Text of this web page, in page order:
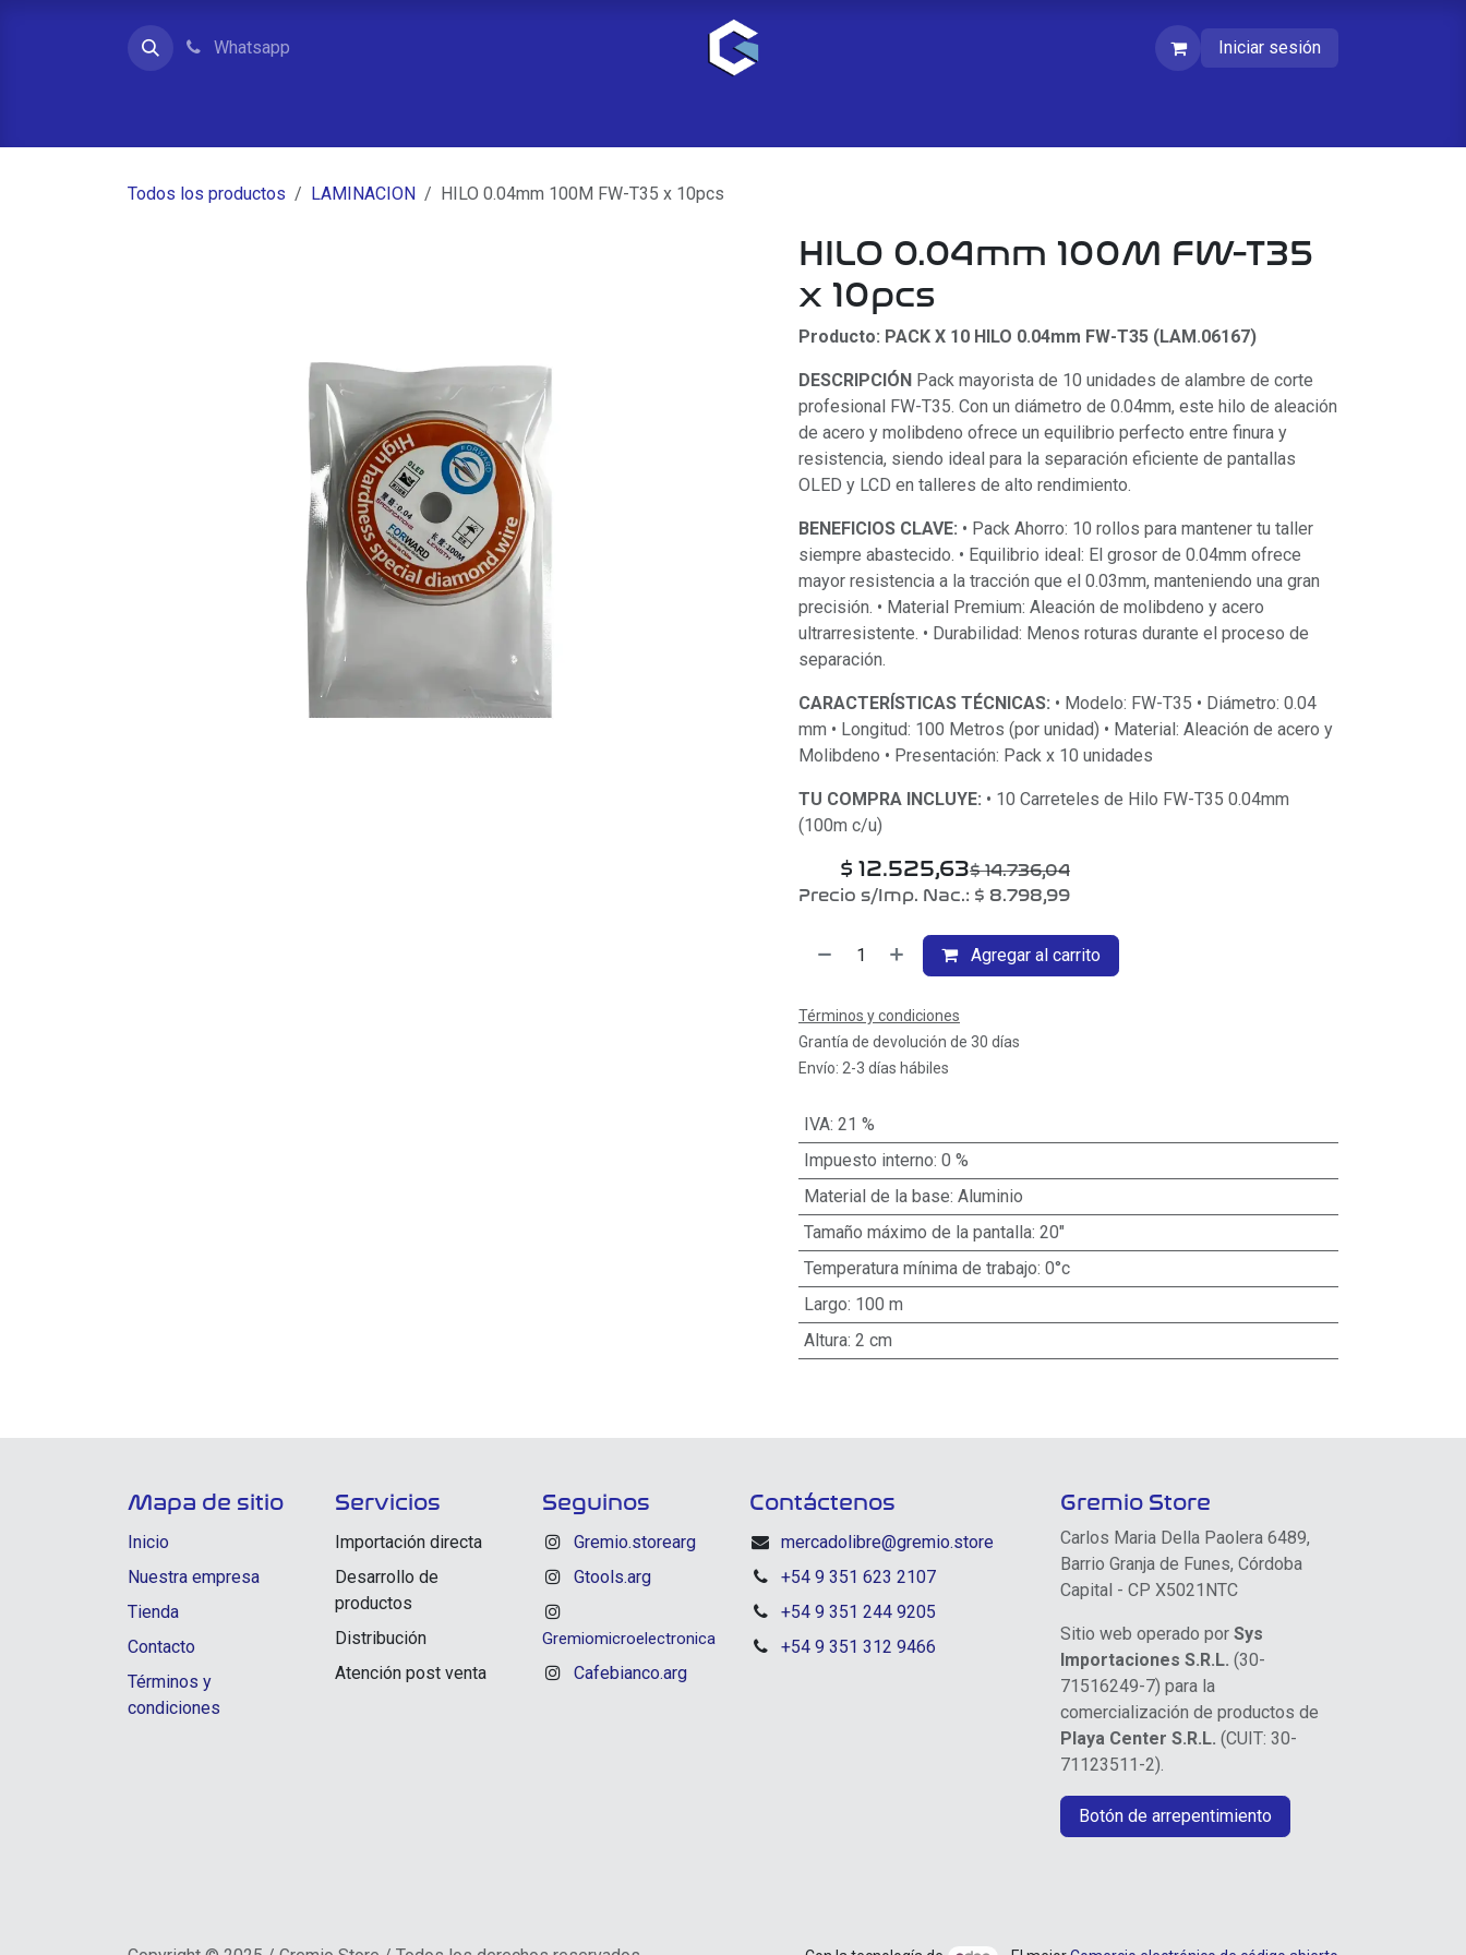
Whatsapp
Iniciar sesión
Todos los productos LAMINACION HILO 0.04mm 100M FW-T35 x 10pcs
HILO 0.04mm 100M FW-T35
x 10pcs
Producto: PACK X 10 HILO 0.04mm FW-T35 (LAM.06167)
DESCRIPCIÓN Pack mayorista de 10 unidades de alambre de corte
profesional FW-T35. Con un diámetro de 0.04mm, este hilo de aleación
de acero y molibdeno ofrece un equilibrio perfecto entre finura y
resistencia, siendo ideal para la separación eficiente de pantallas
OLED y LCD en talleres de alto rendimiento.
BENEFICIOS CLAVE: • Pack Ahorro: 10 rollos para mantener tu taller
siempre abastecido. • Equilibrio ideal: El grosor de 0.04mm ofrece
mayor resistencia a la tracción que el 0.03mm, manteniendo una gran
precisión. • Material Premium: Aleación de molibdeno y acero
ultrarresistente. • Durabilidad: Menos roturas durante el proceso de
separación.
CARACTERÍSTICAS TÉCNICAS: • Modelo: FW-T35 • Diámetro: 0.04
mm • Longitud: 100 Metros (por unidad) • Material: Aleación de acero y
Molibdeno • Presentación: Pack x 10 unidades
TU COMPRA INCLUYE: • 10 Carreteles de Hilo FW-T35 0.04mm
(100m c/u)
$ 12.525,63$14.736,04
Precio s/Imp. Nac.: $ 8.798,99
Agregar al carrito
Términos y condiciones
Grantía de devolución de 30 días
Envío: 2-3 días hábiles
IVA: 21 %
Impuesto interno: 0 %
Material de la base: Aluminio
Tamaño máximo de la pantalla: 20"
Temperatura mínima de trabajo: 0°c
Largo: 100 m
Altura: 2 cm
Mapa de sitio
Inicio
Nuestra empresa
Tienda
Contacto
Términos y
condiciones
Servicios
Importación directa
Desarrollo de
productos
Distribución
Atención post venta
Seguinos
Gremio.storearg
Gtools.arg
Gremiomicroelectronica
Cafebianco.arg
Contáctenos
mercadolibre@gremio.store
+54 9 351 623 2107
+54 9 351 244 9205
+54 9 351 312 9466
Gremio Store
Carlos Maria Della Paolera 6489,
Barrio Granja de Funes, Córdoba
Capital - CP X5021NTC
Sitio web operado por Sys
Importaciones S.R.L. (30-
71516249-7) para la
comercialización de productos de
Playa Center S.R.L. (CUIT: 30-
71123511-2).
Botón de arrepentimiento